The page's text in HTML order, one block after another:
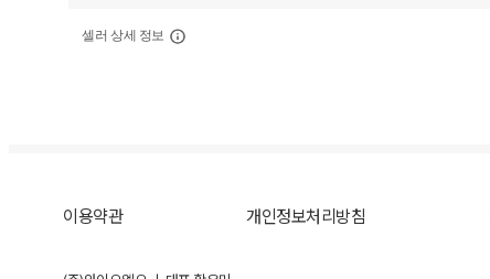
셀러 상세 정보
이용약관 개인정보처리방침